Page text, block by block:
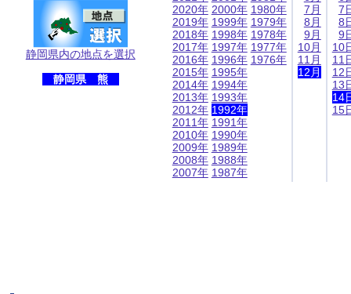
静岡県内の地点を選択
静岡県 熊
2020年
2019年
2018年
2017年
2016年
2015年
2014年
2013年
2012年
2011年
2010年
2009年
2008年
2007年
2000年
1999年
1998年
1997年
1996年
1995年
1994年
1993年
1992年
1991年
1990年
1989年
1988年
1987年
1980年
1979年
1978年
1977年
1976年
7月
8月
9月
10月
11月
12月
7
8
9
10
11
12
13
14
15